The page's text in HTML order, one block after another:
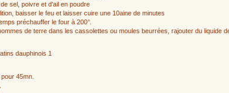
sel, poivre et d'ail en poudre
baisser le feu et laisser cuire une 10aine de minutes
préchauffer le four à 200°.
de terre dans les cassolettes ou moules beurrées, rajouter du liquide
45mn.